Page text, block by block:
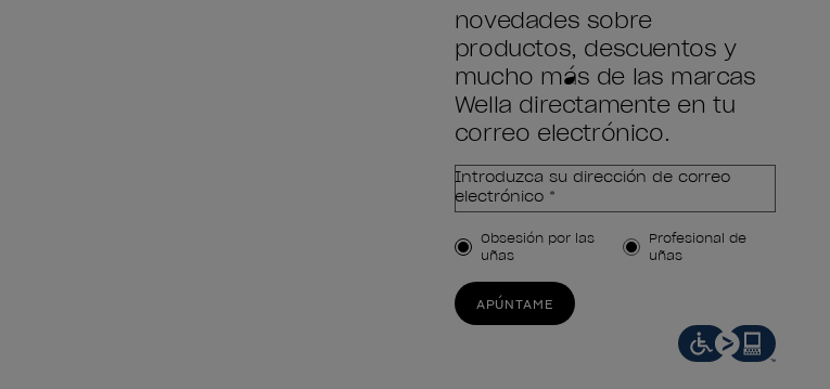
novedades sobre
productos, descuentos y
mucho más de las marcas
Wella directamente en tu
correo electrónico.
Introduzca su dirección de correo
electrónico *
Tipo de cliente
Obsesión por las
uñas
Profesional de
uñas
APÚNTAME